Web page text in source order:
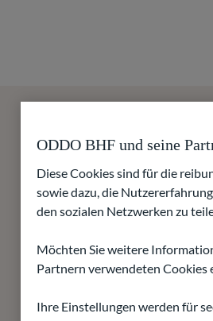
ODDO BHF und seine
Diese Cookies sind für die
sowie dazu, die
den sozialen Netzwerken zu
Möchten Sie weitere
Partnern verwendeten Cookies
Ihre Einstellungen werden für